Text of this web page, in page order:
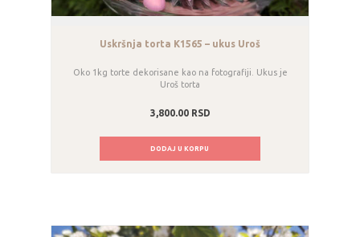
Uskršnja torta K1565 – ukus Uroš
Oko 1kg torte dekorisane kao na fotografiji. Ukus je
Uroš torta
3,800.00RSD
DODAJ U KORPU